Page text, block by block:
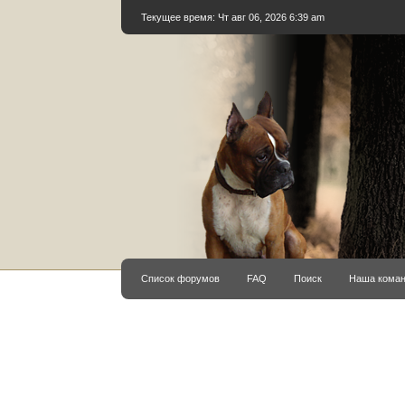
Текущее время: Чт авг 06, 2026 6:39 am
Список форумов FAQ Поиск Наша